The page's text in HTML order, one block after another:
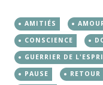
AMITIÉS
CONSCIENCE
GUERRIER DE
PAUSE
RETOUR